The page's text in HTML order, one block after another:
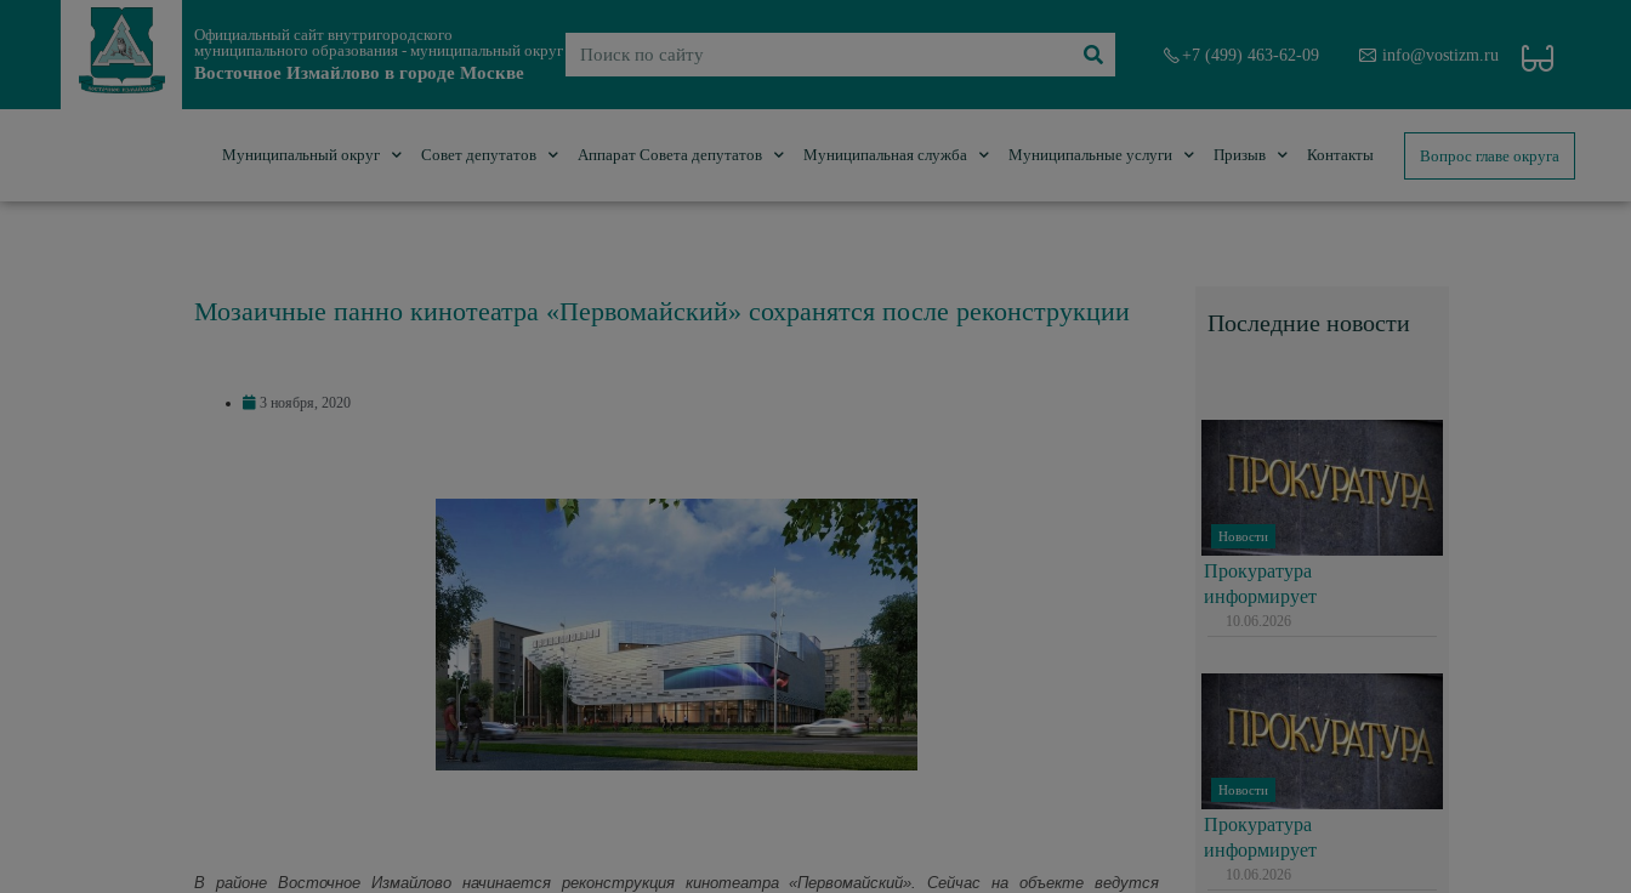
Официальный сайт внутригородского
муниципального образования - муниципальный округ
Восточное Измайлово в городе Москве
+7 (499) 463-62-09 info@vostizm.ru
Муниципальный округ Совет депутатов Аппарат Совета депутатов Муниципальная служба Муниципальные услуги Призыв Контакты Вопрос главе округа
Мозаичные панно кинотеатра «Первомайский» сохранятся после реконструкции
3 ноября, 2020
В районе Восточное Измайлово начинается реконструкция кинотеатра «Первомайский». Сейчас на объекте ведутся
Последние новости
Новости
Прокуратура
информирует
10.06.2026
Новости
Прокуратура
информирует
10.06.2026